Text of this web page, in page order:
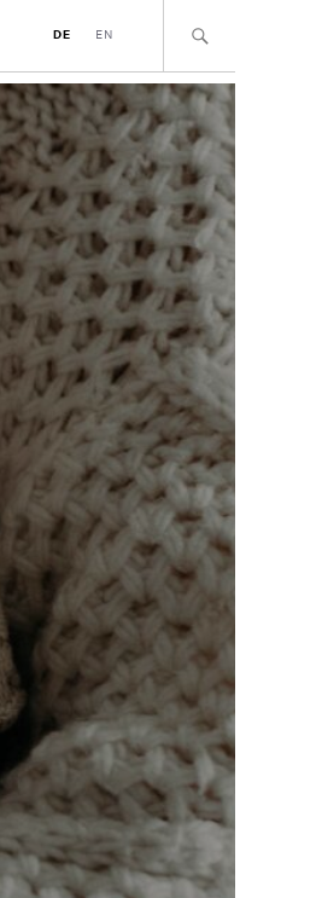
DE EN